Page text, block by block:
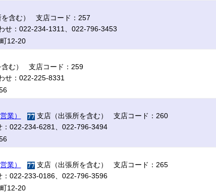
含む） 支店コード：257
せ：022-234-1311、022-796-3453
12-20
む） 支店コード：259
せ：022-225-8331
業）
支店（出張所を含む） 支店コード：260
022-234-6281、022-796-3494
業）
支店（出張所を含む） 支店コード：265
022-233-0186、022-796-3596
12-20